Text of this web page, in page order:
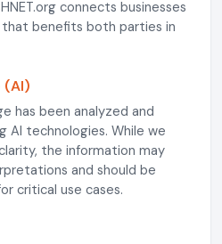
connects businesses
that benefits both parties in
has been analyzed and
AI technologies. While we
the information may
and should be
critical use cases.